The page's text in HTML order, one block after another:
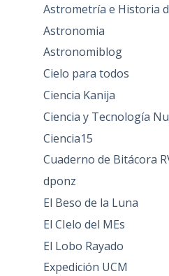
Astrometría e Historia
Astronomia
Astronomiblog
Cielo para todos
Ciencia Kanija
Ciencia y Tecnología
Ciencia15
Cuaderno de Bitácora
dponz
El Beso de la Luna
El CIelo del MEs
El Lobo Rayado
Expedición UCM